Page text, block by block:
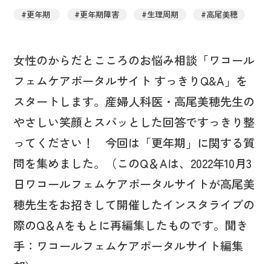
#更年期 #更年期障害 #生理周期 #高尾美穂
女性のからだとこころのお悩み相談「ワコール
フェムケアポータルサイト すっきりQ&A」を
スタートします。産婦人科医・高尾美穂先生の
やさしい笑顔とスパッとした回答ですっきり整
ってください！ 今回は「更年期」に関する質
問を集めました。（このQ＆Aは、2022年10月3
日ワコールフェムケアポータルサイトが高尾美
穂先生をお招きして開催したインスタライブの
際のQ＆Aをもとに再編集したものです。聞き
手：ワコールフェムケアポータルサイト編集